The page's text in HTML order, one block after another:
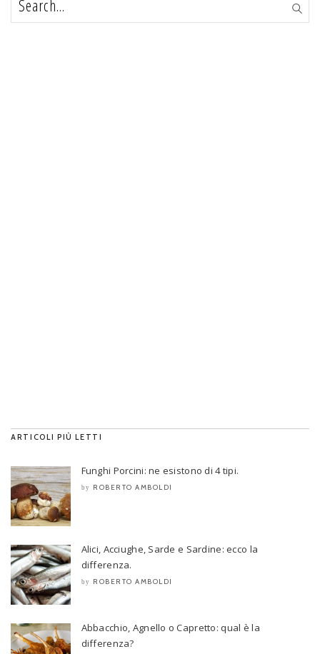
ARTICOLI PIÙ LETTI
Funghi Porcini: ne esistono di 4 tipi.
by ROBERTO AMBOLDI
Alici, Acciughe, Sarde e Sardine: ecco la
differenza.
by ROBERTO AMBOLDI
Abbacchio, Agnello o Capretto: qual è la
differenza?